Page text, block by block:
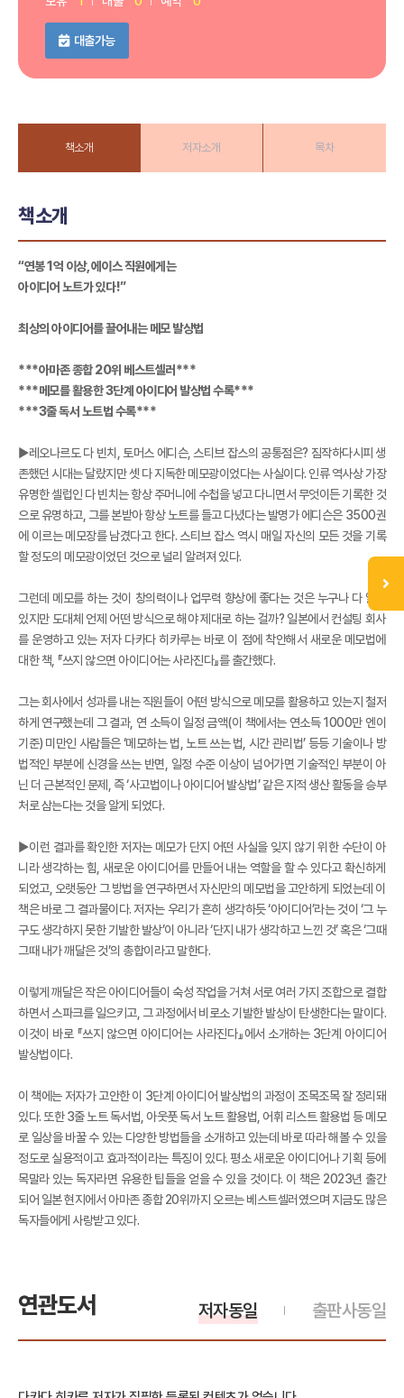
대출가능
책소개 저자소개 목차
책소개
“연봉 1억 이상, 에이스 직원에게는
아이디어 노트가 있다!”
최상의 아이디어를 끌어내는 메모 발상법
***아마존 종합 20위 베스트셀러***
***메모를 활용한 3단계 아이디어 발상법 수록***
***3줄 독서 노트법 수록***
▶레오나르도 다 빈치, 토머스 에디슨, 스티브 잡스의 공통점은? 짐작하다시피 생
존했던 시대는 달랐지만 셋 다 지독한 메모광이었다는 사실이다. 인류 역사상 가장
유명한 셀럽인 다 빈치는 항상 주머니에 수첩을 넣고 다니면서 무엇이든 기록한 것
으로 유명하고, 그를 본받아 항상 노트를 들고 다녔다는 발명가 에디슨은 3500권
에 이르는 메모장를 남겼다고 한다. 스티브 잡스 역시 매일 자신의 모든 것을 기록
할 정도의 메모광이었던 것으로 널리 알려져 있다.
그런데 메모를 하는 것이 창의력이나 업무력 향상에 좋다는 것은 누구나 다 알고
있지만 도대체 언제 어떤 방식으로 해야 제대로 하는 걸까? 일본에서 컨설팅 회사
를 운영하고 있는 저자 다카다 히카루는 바로 이 점에 착안해서 새로운 메모법에
대한 책, 『쓰지 않으면 아이디어는 사라진다』를 출간했다.
그는 회사에서 성과를 내는 직원들이 어떤 방식으로 메모를 활용하고 있는지 철저
하게 연구했는데 그 결과, 연 소득이 일정 금액(이 책에서는 연소득 1000만 엔이
기준) 미만인 사람들은 ‘메모하는 법, 노트 쓰는 법, 시간 관리법’ 등등 기술이나 방
법적인 부분에 신경을 쓰는 반면, 일정 수준 이상이 넘어가면 기술적인 부분이 아
닌 더 근본적인 문제, 즉 ‘사고법이나 아이디어 발상법’ 같은 지적 생산 활동을 승부
처로 삼는다는 것을 알게 되었다.
▶이런 결과를 확인한 저자는 메모가 단지 어떤 사실을 잊지 않기 위한 수단이 아
니라 생각하는 힘, 새로운 아이디어를 만들어 내는 역할을 할 수 있다고 확신하게
되었고, 오랫동안 그 방법을 연구하면서 자신만의 메모법을 고안하게 되었는데 이
책은 바로 그 결과물이다. 저자는 우리가 흔히 생각하듯 ‘아이디어’라는 것이 ‘그 누
구도 생각하지 못한 기발한 발상’이 아니라 ‘단지 내가 생각하고 느낀 것’ 혹은 ‘그때
그때 내가 깨달은 것’의 총합이라고 말한다.
이렇게 깨달은 작은 아이디어들이 숙성 작업을 거쳐 서로 여러 가지 조합으로 결합
하면서 스파크를 일으키고, 그 과정에서 비로소 기발한 발상이 탄생한다는 말이다.
이것이 바로 『쓰지 않으면 아이디어는 사라진다』에서 소개하는 3단계 아이디어
발상법이다.
이 책에는 저자가 고안한 이 3단계 아이디어 발상법의 과정이 조목조목 잘 정리돼
있다. 또한 3줄 노트 독서법, 아웃풋 독서 노트 활용법, 어휘 리스트 활용법 등 메모
로 일상을 바꿀 수 있는 다양한 방법들을 소개하고 있는데 바로 따라 해볼 수 있을
정도로 실용적이고 효과적이라는 특징이 있다. 평소 새로운 아이디어나 기획 등에
목말라 있는 독자라면 유용한 팁들을 얻을 수 있을 것이다. 이 책은 2023년 출간
되어 일본 현지에서 아마존 종합 20위까지 오르는 베스트셀러였으며 지금도 많은
독자들에게 사랑받고 있다.
연관도서 출판사동일
저자동일